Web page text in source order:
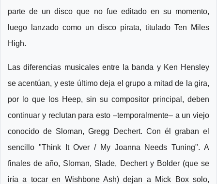
parte de un disco que no fue editado en su momento,
luego lanzado como un disco pirata, titulado Ten Miles
High.
Las diferencias musicales entre la banda y Ken Hensley
se acentúan, y este último deja el grupo a mitad de la gira,
por lo que los Heep, sin su compositor principal, deben
continuar y reclutan para esto –temporalmente– a un viejo
conocido de Sloman, Gregg Dechert. Con él graban el
sencillo "Think It Over / My Joanna Needs Tuning". A
finales de año, Sloman, Slade, Dechert y Bolder (que se
iría a tocar en Wishbone Ash) dejan a Mick Box solo,